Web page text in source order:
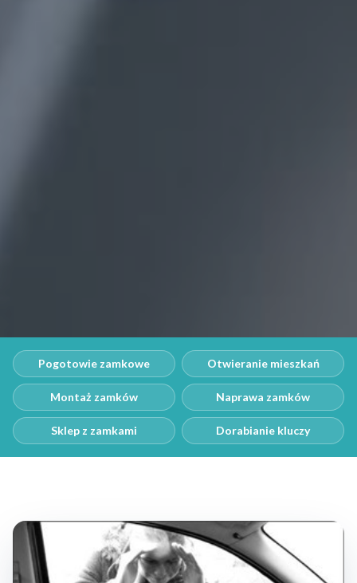
Pogotowie zamkowe Otwieranie mieszkań
Montaż zamków Naprawa zamków
Sklep z zamkami Dorabianie kluczy